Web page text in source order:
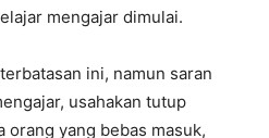
mengajar dimulai.
ini, namun saran
usahakan tutup
orang yang bebas masuk,